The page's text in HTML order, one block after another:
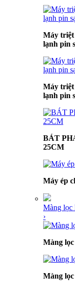
Máy triệt
lạnh pin
Máy triệt
lạnh pin
BÁT
25CM
Máy ép
Màng lọc
›
Màng
Màng